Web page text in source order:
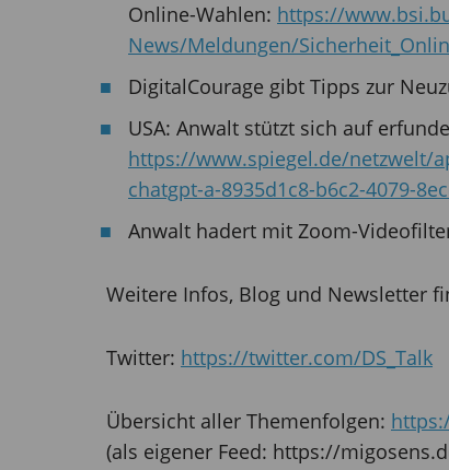
Online-Wahlen: https://
News/Meldungen/
DigitalCourage gibt Tipps zur
USA: Anwalt stützt sich auf
https://www.spiegel.de/netzwelt/
chatgpt-a-8935d1c8-b6c2-4079-
Anwalt hadert mit Zoom-
Weitere Infos, Blog und Newsletter
Twitter: https://twitter.com/DS_Talk
Übersicht aller Themenfolgen:
(als eigener Feed: https://